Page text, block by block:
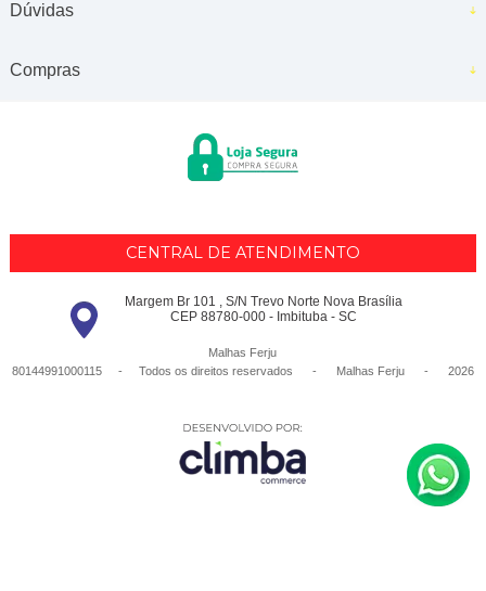
Dúvidas
Compras
CENTRAL DE ATENDIMENTO
Margem Br 101 , S/N Trevo Norte Nova Brasília
CEP 88780-000 - Imbituba - SC
Malhas Ferju
80144991000115 - Todos os direitos reservados
- Malhas Ferju - 2026